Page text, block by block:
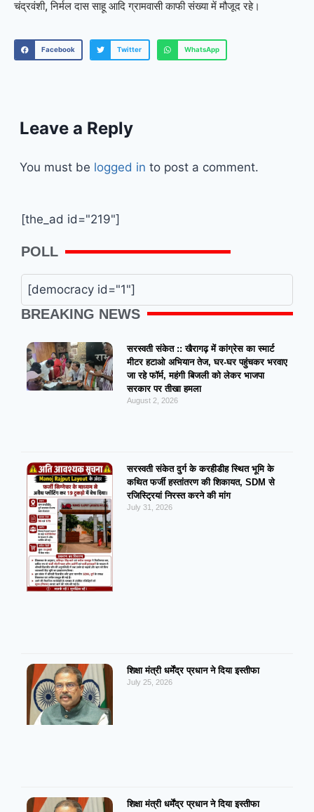
चंद्रवंशी, निर्मल दास साहू आदि ग्रामवासी काफी संख्या में मौजूद रहे।
Facebook Twitter WhatsApp
Leave a Reply
You must be logged in to post a comment.
[the_ad id="219"]
POLL
[democracy id="1"]
BREAKING NEWS
सरस्वती संकेत :: खैरागढ़ में कांग्रेस का स्मार्ट
मीटर हटाओ अभियान तेज, घर-घर पहुंचकर भरवाए
जा रहे फॉर्म, महंगी बिजली को लेकर भाजपा
सरकार पर तीखा हमला
August 2, 2026
सरस्वती संकेत दुर्ग के करहीडीह स्थित भूमि के
कथित फर्जी हस्तांतरण की शिकायत, SDM से
रजिस्ट्रियां निरस्त करने की मांग
July 31, 2026
शिक्षा मंत्री धर्मेंद्र प्रधान ने दिया इस्तीफा
July 25, 2026
शिक्षा मंत्री धर्मेंद्र प्रधान ने दिया इस्तीफा